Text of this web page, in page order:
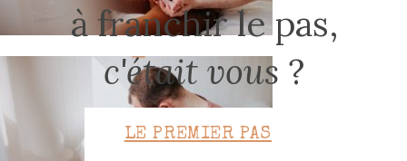
à franchir le pas,
c'était vous ?
LE PREMIER PAS
CONTACT